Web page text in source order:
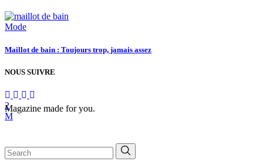
Mode
Maillot de bain : Toujours trop, jamais assez
NOUS SUIVRE
Magazine made for you.
Search
for: